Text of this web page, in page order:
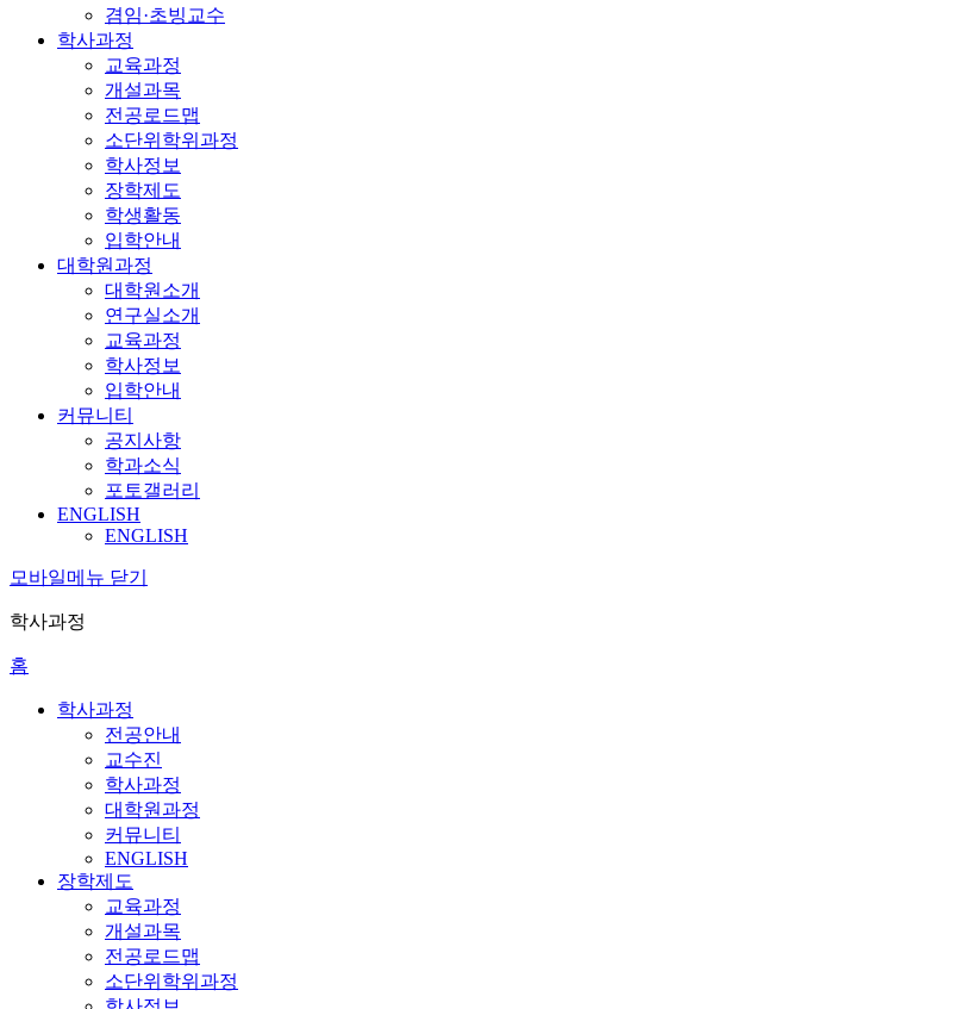
겸임·초빙교수
학사과정
교육과정
개설과목
전공로드맵
소단위학위과정
학사정보
장학제도
학생활동
입학안내
대학원과정
대학원소개
연구실소개
교육과정
학사정보
입학안내
커뮤니티
공지사항
학과소식
포토갤러리
ENGLISH
ENGLISH
모바일메뉴 닫기
학사과정
홈
학사과정
전공안내
교수진
학사과정
대학원과정
커뮤니티
ENGLISH
장학제도
교육과정
개설과목
전공로드맵
소단위학위과정